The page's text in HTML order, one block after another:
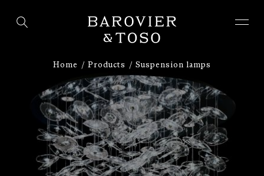
Home Products Suspension lamps
ENTER